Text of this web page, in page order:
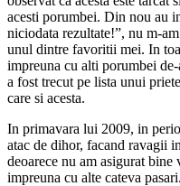
acesti porumbei. Din nou au
niciodata rezultate!”, nu m-
unul dintre favoritii mei. In
impreuna cu alti porumbei
a fost trecut pe lista unui
care si acesta.
In primavara lui 2009, in
atac de dihor, facand ravagii
deoarece nu am asigurat bine
impreuna cu alte cateva pasari.